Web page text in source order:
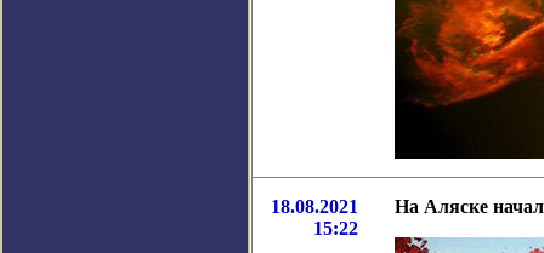
18.08.2021
15:22
На Аляске